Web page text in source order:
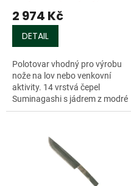
2 974 Kč
DETAIL
Polotovar vhodný pro výrobu
nože na lov nebo venkovní
aktivity. 14 vrstvá čepel
Suminagashi s jádrem z modré
papírové oceli. Tvrdost 62 HRC.